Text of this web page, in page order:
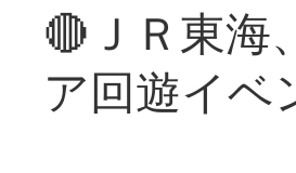
🔴ＪＲ東海
ア回遊イベ